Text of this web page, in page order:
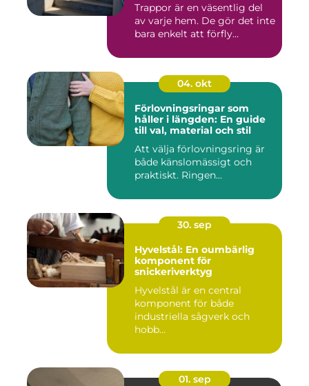
Trappor är en väsentlig del
av varje hem. De gör det inte
bara enkelt att förfly...
04. okt
Förlovningsringar som
håller i längden: En guide
till val, material och stil
Att välja förlovningsring är
både känslomässigt och
praktiskt. Ringen...
30. sep
Hyvelstål: En oumbärlig
komponent för
snickeriverktyg
Hyvelstål är en central
komponent för både
industriella sågverk och
hobb...
01. sep